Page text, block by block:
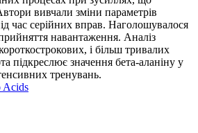
вивчали зміни параметрів
час серійних вправ. Наголошувалося
навантаження. Аналіз
і більш тривалих
підкреслює значення бета-аланіну у
тренувань.
Acids